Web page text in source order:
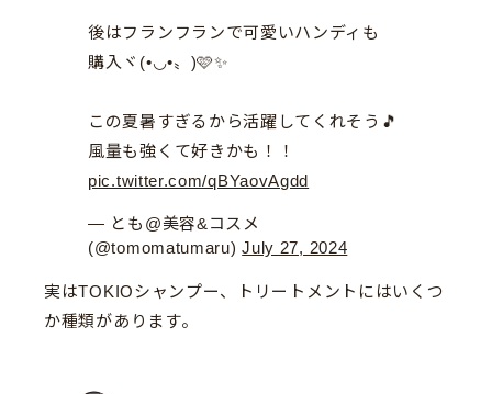
後はフランフランで可愛いハンディも
購入ヾ(•◡•〟)🩷✨
この夏暑すぎるから活躍してくれそう🎵
風量も強くて好きかも！！
pic.twitter.com/qBYaovAgdd
— とも@美容&コスメ
(@tomomatumaru)July 27, 2024
実はTOKIOシャンプー、トリートメントにはいくつ
か種類があります。